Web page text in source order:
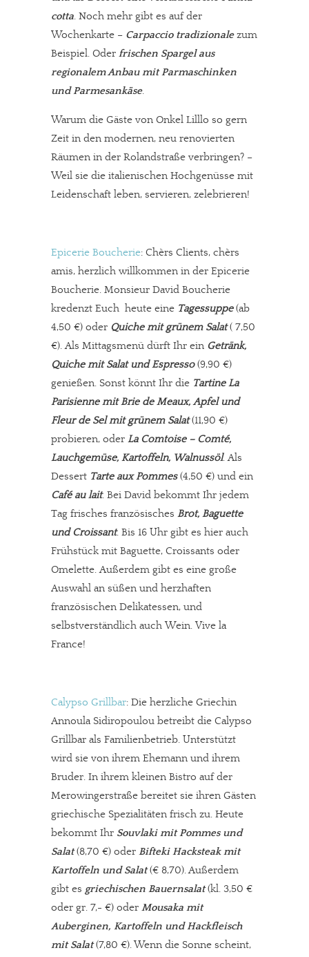
cotta. Noch mehr gibt es auf der
Wochenkarte – Carpaccio tradizionalezum
Beispiel. Oder frischen Spargel aus
regionalem Anbau mit Parmaschinken
und Parmesankäse.
Warum die Gäste von Onkel Lilllo so gern
Zeit in den modernen, neu renovierten
Räumen in der Rolandstraße verbringen? –
Weil sie die italienischen Hochgenüsse mit
Leidenschaft leben, servieren, zelebrieren!
Epicerie Boucherie: Chèrs Clients, chèrs
amis, herzlich willkommen in der Epicerie
Boucherie. Monsieur David Boucherie
kredenzt Euch heute eine Tagessuppe(ab
4,50 €) oder Quiche mit grünem Salat( 7,50
€). Als Mittagsmenü dürft Ihr ein Getränk,
Quiche mit Salat und Espresso(9,90 €)
genießen. Sonst könnt Ihr die Tartine La
Parisienne mit Brie de Meaux, Apfel und
Fleur de Sel mit grünem Salat(11,90 €)
probieren, oder La Comtoise – Comté,
Lauchgemüse, Kartoffeln, Walnussöl. Als
Dessert Tarte aux Pommes(4,50 €) und ein
Café au lait. Bei David bekommt Ihr jedem
Tag frisches französisches Brot, Baguette
und Croissant. Bis 16 Uhr gibt es hier auch
Frühstück mit Baguette, Croissants oder
Omelette. Außerdem gibt es eine große
Auswahl an süßen und herzhaften
französischen Delikatessen, und
selbstverständlich auch Wein. Vive la
France!
Calypso Grillbar: Die herzliche Griechin
Annoula Sidiropoulou betreibt die Calypso
Grillbar als Familienbetrieb. Unterstützt
wird sie von ihrem Ehemann und ihrem
Bruder. In ihrem kleinen Bistro auf der
Merowingerstraße bereitet sie ihren Gästen
griechische Spezialitäten frisch zu. Heute
bekommt Ihr Souvlaki mit Pommes und
Salat(8,70 €) oder Bifteki Hacksteak mit
Kartoffeln und Salat(€ 8,70). Außerdem
gibt es griechischen Bauernsalat(kl. 3,50 €
oder gr. 7,- €) oder Mousaka mit
Auberginen, Kartoffeln und Hackfleisch
mit Salat(7,80 €). Wenn die Sonne scheint,